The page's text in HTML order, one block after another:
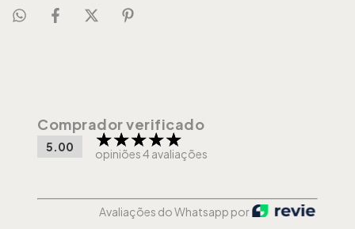
Comprador verificado
5.00 opiniões 4 avaliações
Avaliações do Whatsapp por